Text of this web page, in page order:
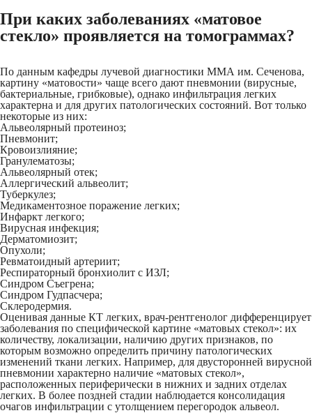
При каких заболеваниях «матовое
стекло» проявляется на томограммах?
По данным кафедры лучевой диагностики ММА им. Сеченова,
картину «матовости» чаще всего дают пневмонии (вирусные,
бактериальные, грибковые), однако инфильтрация легких
характерна и для других патологических состояний. Вот только
некоторые из них:
Альвеолярный протеиноз;
Пневмонит;
Кровоизлияние;
Гранулематозы;
Альвеолярный отек;
Аллергический альвеолит;
Туберкулез;
Медикаментозное поражение легких;
Инфаркт легкого;
Вирусная инфекция;
Дерматомиозит;
Опухоли;
Ревматоидный артериит;
Респираторный бронхиолит с ИЗЛ;
Синдром Съегрена;
Синдром Гудпасчера;
Склеродермия.
Оценивая данные КТ легких, врач-рентгенолог дифференцирует
заболевания по специфической картине «матовых стекол»: их
количеству, локализации, наличию других признаков, по
которым возможно определить причину патологических
изменений ткани легких. Например, для двусторонней вирусной
пневмонии характерно наличие «матовых стекол»,
расположенных периферически в нижних и задних отделах
легких. В более поздней стадии наблюдается консолидация
очагов инфильтрации с утолщением перегородок альвеол.